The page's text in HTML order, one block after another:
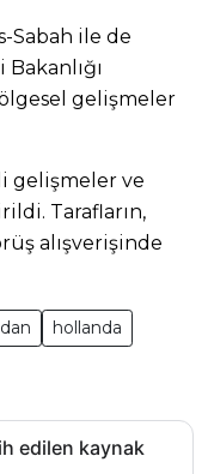
Sabah ile de
gelişmeler
gelişmeler ve
Tarafların,
alışverişinde
hollanda
edilen kaynak